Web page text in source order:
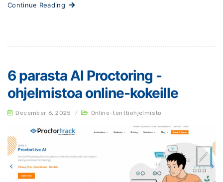
Continue Reading
6 parasta AI Proctoring -
ohjelmistoa online-kokeille
December 6, 2025 / Online-tenttiohjelmisto